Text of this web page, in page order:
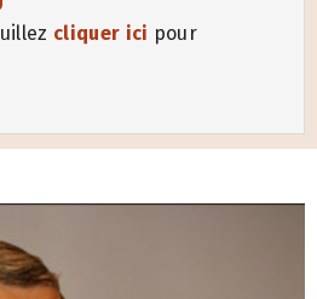
cliquer ici pour